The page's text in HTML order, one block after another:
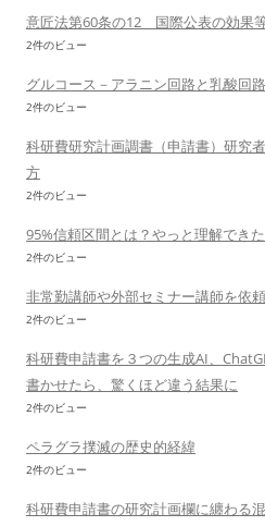
意匠法第60条の12 国際公表の効果
2件のビュー
グルコース－アラニン回路と乳酸回
2件のビュー
科研費研究計画調書（申請書）研究
方
2件のビュー
95%信頼区間とは？やっと理解でき
2件のビュー
非常勤講師や外部セミナー講師を依
2件のビュー
科研費申請書を３つの生成AI、
書かせたら、驚くほど違う結果に
2件のビュー
ペラグラ撲滅の歴史的経緯
2件のビュー
科研費申請書の研究計画欄に纏わる